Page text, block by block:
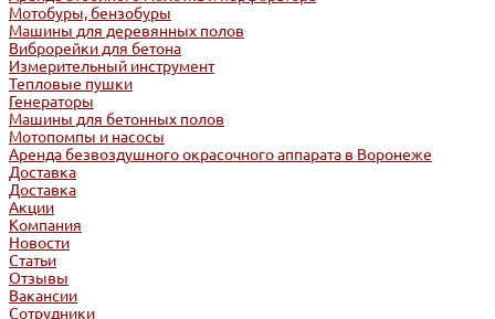
Мотобуры, бензобуры
Машины для деревянных полов
Виброрейки для бетона
Измерительный инструмент
Тепловые пушки
Генераторы
Машины для бетонных полов
Мотопомпы и насосы
Аренда безвоздушного окрасочного аппарата в Воронеже
Доставка
Доставка
Акции
Компания
Новости
Статьи
Отзывы
Вакансии
Сотрудники